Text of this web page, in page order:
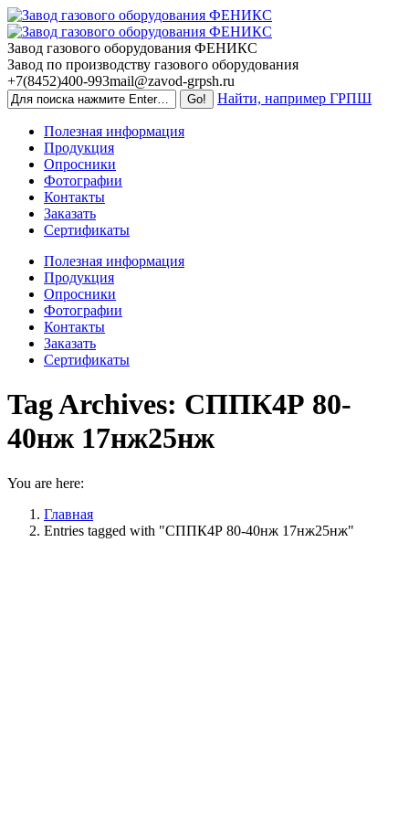
Skip
to
content
Завод газового оборудования ФЕНИКС
Завод по производству газового оборудования
+7(8452)400-993mail@zavod-grpsh.ru
Найти, например ГРПШ
Полезная информация
Продукция
Опросники
Фотографии
Контакты
Заказать
Сертификаты
Полезная информация
Продукция
Опросники
Фотографии
Контакты
Заказать
Сертификаты
Tag Archives: СППК4Р 80-
40нж 17нж25нж
You are here:
Главная
Entries tagged with "СППК4Р 80-40нж 17нж25нж"